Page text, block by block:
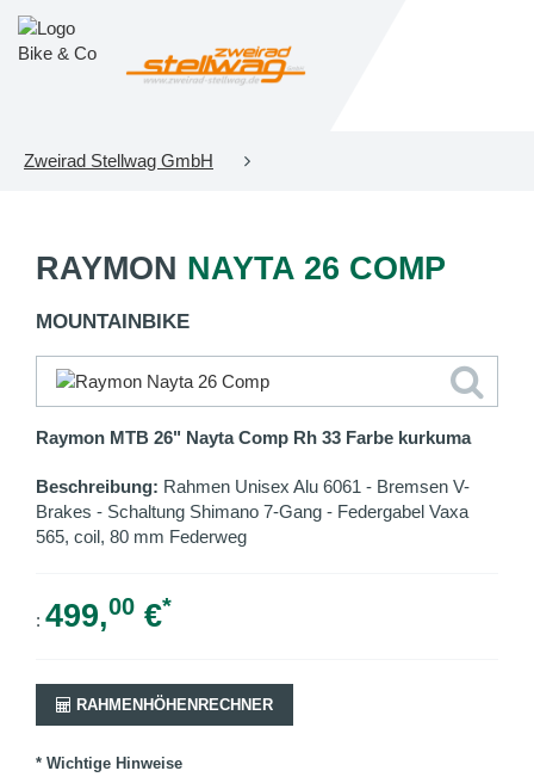
Zweirad Stellwag GmbH
RAYMON NAYTA 26 COMP
MOUNTAINBIKE
Raymon MTB 26" Nayta Comp Rh 33 Farbe kurkuma
Beschreibung: Rahmen Unisex Alu 6061 - Bremsen V-
Brakes - Schaltung Shimano 7-Gang - Federgabel Vaxa
565, coil, 80 mm Federweg
: 499,00 €*
RAHMENHÖHENRECHNER
* Wichtige Hinweise